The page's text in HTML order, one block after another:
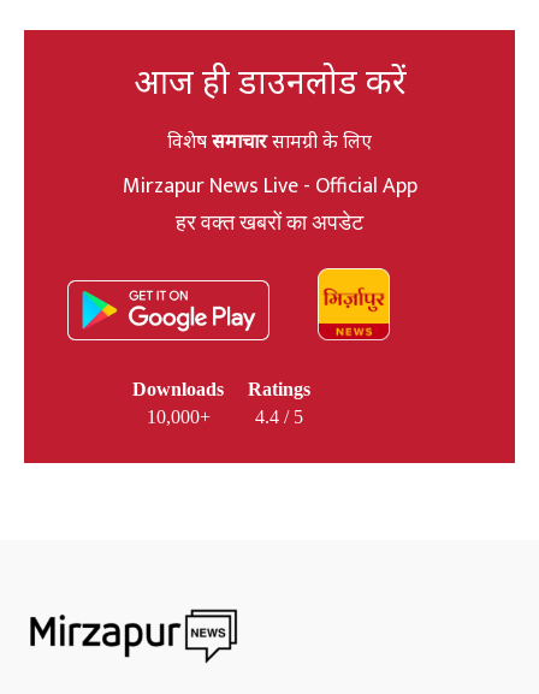
आज ही डाउनलोड करें
विशेषसमाचारसामग्री के लिए
Mirzapur News Live - Official App
हर वक्त खबरों का अपडेट
Downloads
10,000+
Ratings
4.4 / 5